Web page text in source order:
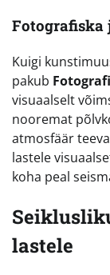
Fotografiska
Kuigi
pakub
visuaalselt
nooremat
atmosfäär
lastele
koha peal
lastele